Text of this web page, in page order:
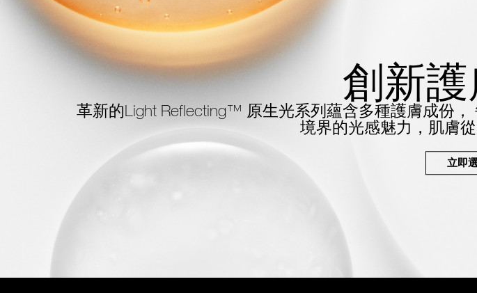
創新
革新的Light Reflecting™ 原生光系列蘊含多種護膚成份，
境界的光感魅力， 肌膚
立即